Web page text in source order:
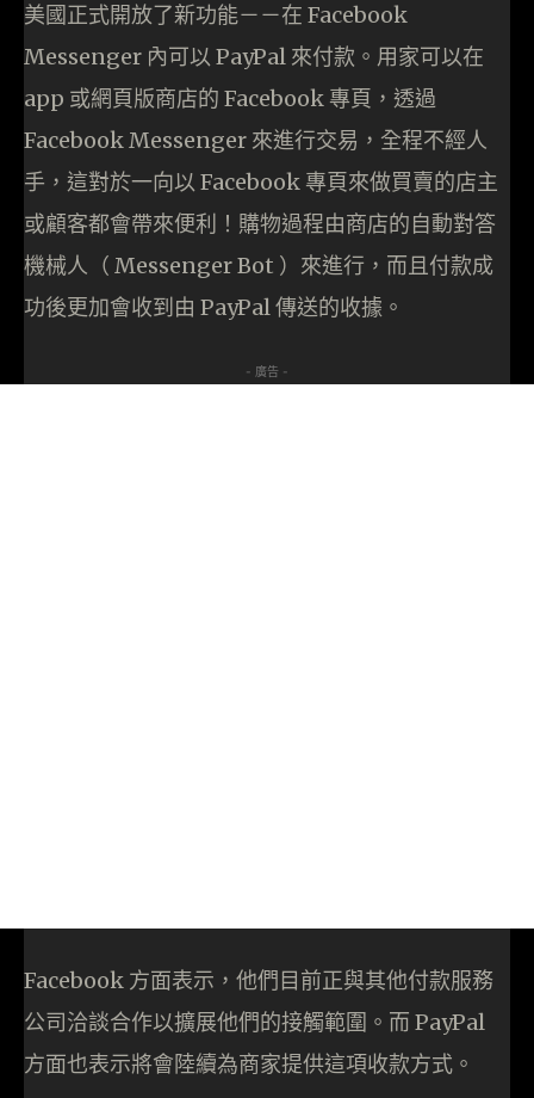
美國正式開放了新功能－－在 Facebook
Messenger 內可以 PayPal 來付款。用家可以在
app 或網頁版商店的 Facebook 專頁，透過
Facebook Messenger 來進行交易，全程不經人
手，這對於一向以 Facebook 專頁來做買賣的店主
或顧客都會帶來便利！購物過程由商店的自動對答
機械人（ Messenger Bot ）來進行，而且付款成
功後更加會收到由 PayPal 傳送的收據。
- 廣告 -
Facebook 方面表示，他們目前正與其他付款服務
公司洽談合作以擴展他們的接觸範圍。而 PayPal
方面也表示將會陸續為商家提供這項收款方式。